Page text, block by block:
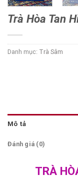
Trà Hòa Tan
Danh mục: Trà Sâm
Mô tả
Đánh giá (0)
TRÀ